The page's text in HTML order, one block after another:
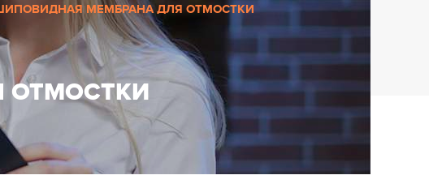
ОТМОСТКИ
МЕМБРАНА ДЛЯ ОТМОСТКИ